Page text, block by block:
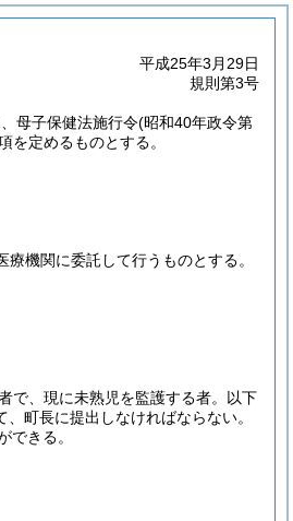
平成25年3月29日
規則第3号
母子保健法施行令(昭和40年政令第
を定めるものとする。
機関に委託して行うものとする。
で、現に未熟児を監護する者。以下
町長に提出しなければならない。
できる。